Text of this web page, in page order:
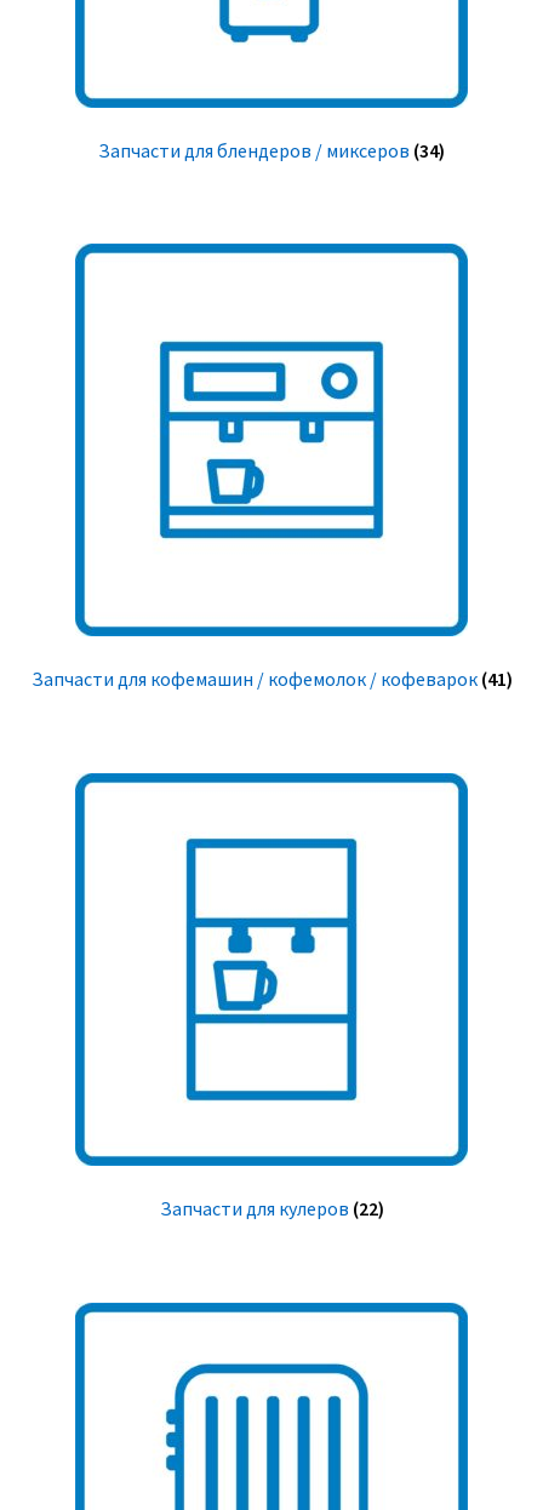
Запчасти для блендеров / миксеров (34)
Запчасти для кофемашин / кофемолок / кофеварок (41)
Запчасти для кулеров (22)